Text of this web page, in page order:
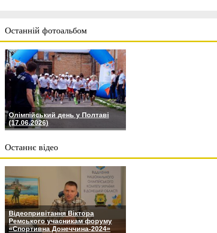
Останній фотоальбом
Олімпійський день у Полтаві
(17.06.2026)
Останнє відео
Відеопривітання Віктора
Ремського учасникам форуму
«Спортивна Донеччина-2024»